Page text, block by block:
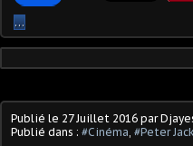
…
Publié le 27 Juillet 2016 par
Publié dans : #Cinéma #Peter